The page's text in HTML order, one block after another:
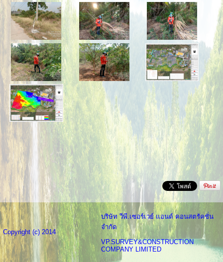
Copyright (c) 2014
บริษัท วีพี.เซอร์เวย์ แอนด์ คอนสตรัคชั่น
จำกัด
VP.SURVEY&CONSTRUCTION
COMPANY LIMITED